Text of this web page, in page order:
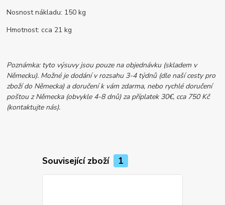
Nosnost nákladu: 150 kg
Hmotnost: cca 21 kg
Poznámka: tyto výsuvy jsou pouze na objednávku (skladem v
Německu). Možné je dodání v rozsahu 3-4 týdnů (dle naší cesty pro
zboží do Německa) a doručení k vám zdarma, nebo rychlé doručení
poštou z Německa (obvykle 4-8 dnů) za příplatek 30€, cca 750 Kč
(kontaktujte nás).
Související zboží 1